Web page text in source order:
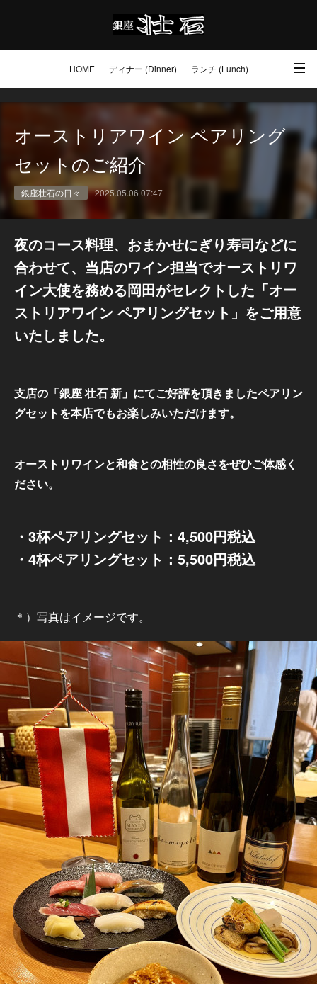
HOME ディナー (Dinner) ランチ (Lunch)
アクセス・ご予約 (Access / Reservations) ワイン (Wine) お土産 (Go to)
オーストリアワイン ペアリング
セットのご紹介
銀座壮石の日々 2025.05.06 07:47
夜のコース料理、おまかせにぎり寿司などに
合わせて、当店のワイン担当でオーストリワ
イン大使を務める岡田がセレクトした「オー
ストリアワイン ペアリングセット」をご用意
いたしました。
支店の「銀座 壮石 新」にてご好評を頂きましたペアリン
グセットを本店でもお楽しみいただけます。
オーストリワインと和食との相性の良さをぜひご体感く
ださい。
・3杯ペアリングセット：4,500円税込
・4杯ペアリングセット：5,500円税込
＊）写真はイメージです。